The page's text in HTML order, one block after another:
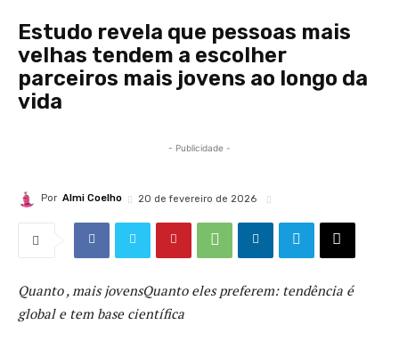
Estudo revela que pessoas mais
velhas tendem a escolher
parceiros mais jovens ao longo da
vida
- Publicidade -
Por Almi Coelho 20 de fevereiro de 2026
Quanto, mais jovensQuanto eles preferem: tendência é
global e tem base científica